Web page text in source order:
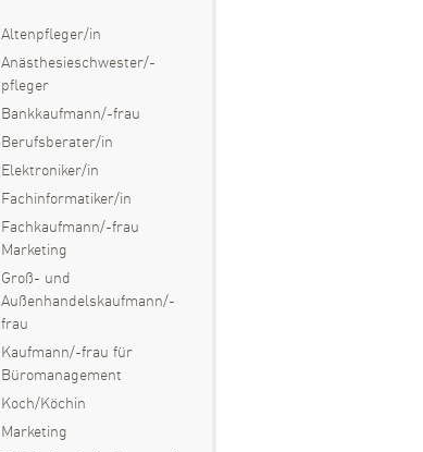
Altenpfleger/in
Anästhesieschwester/-
pfleger
Bankkaufmann/-frau
Berufsberater/in
Elektroniker/in
Fachinformatiker/in
Fachkaufmann/-frau
Marketing
Groß- und
Außenhandelskaufmann/-
frau
Kaufmann/-frau für
Büromanagement
Koch/Köchin
Marketing